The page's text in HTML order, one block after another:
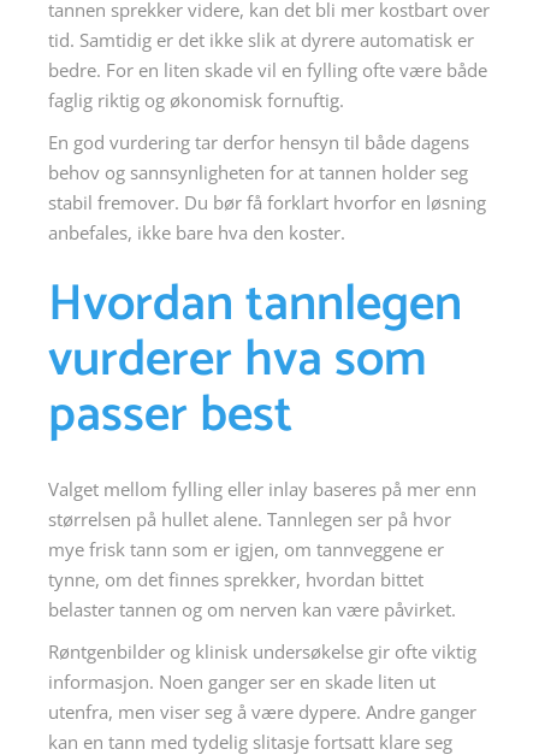
tannen sprekker videre, kan det bli mer kostbart over
tid. Samtidig er det ikke slik at dyrere automatisk er
bedre. For en liten skade vil en fylling ofte være både
faglig riktig og økonomisk fornuftig.
En god vurdering tar derfor hensyn til både dagens
behov og sannsynligheten for at tannen holder seg
stabil fremover. Du bør få forklart hvorfor en løsning
anbefales, ikke bare hva den koster.
Hvordan tannlegen
vurderer hva som
passer best
Valget mellom fylling eller inlay baseres på mer enn
størrelsen på hullet alene. Tannlegen ser på hvor
mye frisk tann som er igjen, om tannveggene er
tynne, om det finnes sprekker, hvordan bittet
belaster tannen og om nerven kan være påvirket.
Røntgenbilder og klinisk undersøkelse gir ofte viktig
informasjon. Noen ganger ser en skade liten ut
utenfra, men viser seg å være dypere. Andre ganger
kan en tann med tydelig slitasje fortsatt klare seg